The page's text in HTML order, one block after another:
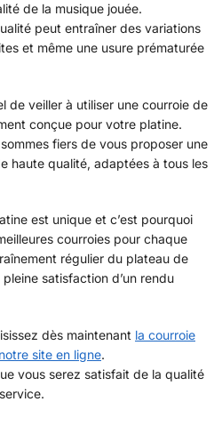
de la musique jouée.
peut entraîner des variations
et même une usure prématurée
de veiller à utiliser une courroie de
conçue pour votre platine.
fiers de vous proposer une
haute qualité, adaptées à tous les
est unique et c’est pourquoi
courroies pour chaque
régulier du plateau de
satisfaction d’un rendu
dès maintenant la courroie
site en ligne.
vous serez satisfait de la qualité